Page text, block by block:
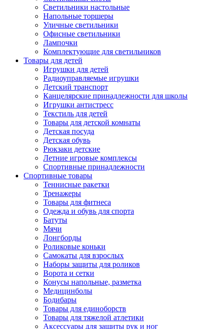
Светильники настольные
Напольные торшеры
Уличные светильники
Офисные светильники
Лампочки
Комплектующие для светильников
Товары для детей
Игрушки для детей
Радиоуправляемые игрушки
Детский транспорт
Канцелярские принадлежности для школы
Игрушки антистресс
Текстиль для детей
Товары для детской комнаты
Детская посуда
Детская обувь
Рюкзаки детские
Летние игровые комплексы
Спортивные принадлежности
Спортивные товары
Теннисные ракетки
Тренажеры
Товары для фитнеса
Одежда и обувь для спорта
Батуты
Мячи
Лонгборды
Роликовые коньки
Самокаты для взрослых
Наборы защиты для роликов
Ворота и сетки
Конусы напольные, разметка
Медицинболы
Бодибары
Товары для единоборств
Товары для тяжелой атлетики
Аксессуары для защиты рук и ног